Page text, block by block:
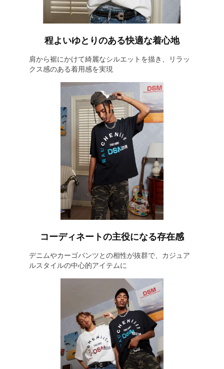
程よいゆとりのある快適な着心地
肩から裾にかけて綺麗なシルエットを描き、リラッ
クス感のある着用感を実現
コーディネートの主役になる存在感
デニムやカーゴパンツとの相性が抜群で、カジュア
ルスタイルの中心的アイテムに